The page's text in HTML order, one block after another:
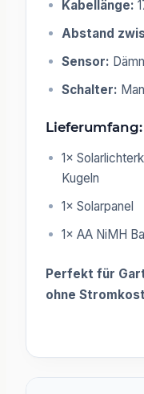
Kabellänge:
Abstand
Sensor:
Schalter:
Lieferumfang:
1×
Kugeln
1× Solarpanel
1× AA NiMH
Perfekt für
ohne